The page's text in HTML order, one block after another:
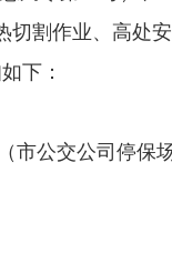
割作业、高处
下：
市公交公司停保